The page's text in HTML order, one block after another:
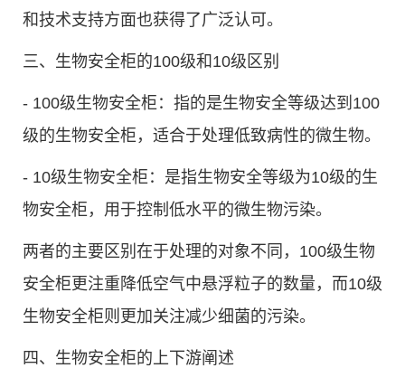
和技术支持方面也获得了广泛认可。
三、生物安全柜的100级和10级区别
- 100级生物安全柜：指的是生物安全等级达到100
级的生物安全柜，适合于处理低致病性的微生物。
- 10级生物安全柜：是指生物安全等级为10级的生
物安全柜，用于控制低水平的微生物污染。
两者的主要区别在于处理的对象不同，100级生物
安全柜更注重降低空气中悬浮粒子的数量，而10级
生物安全柜则更加关注减少细菌的污染。
四、生物安全柜的上下游阐述